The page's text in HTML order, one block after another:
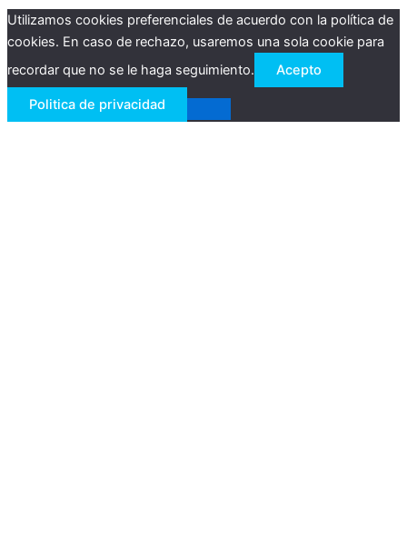
Utilizamos cookies preferenciales de acuerdo con la política de
cookies. En caso de rechazo, usaremos una sola cookie para
recordar que no se le haga seguimiento.
Acepto
Politica de privacidad